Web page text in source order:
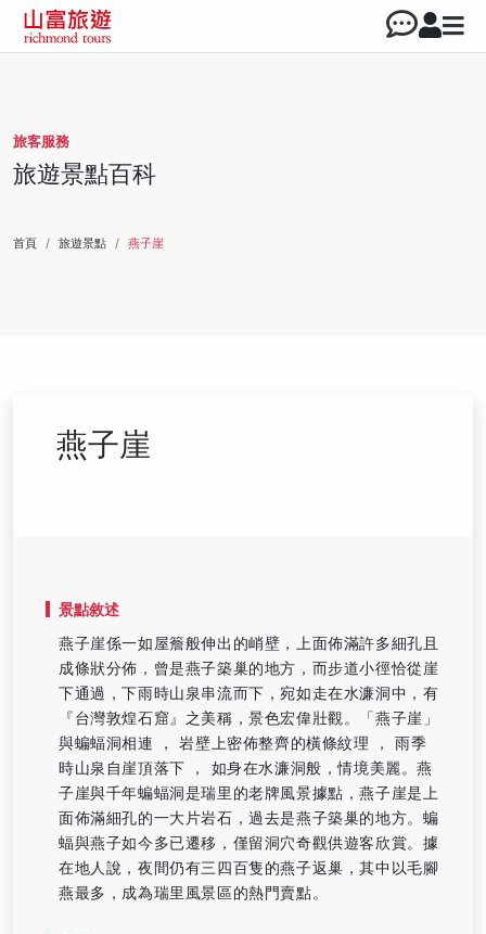
旅客服務
旅遊景點百科
首頁 旅遊景點 燕子崖
燕子崖
景點敘述
燕子崖係一如屋簷般伸出的峭壁，上面佈滿許多細孔且
成條狀分佈，曾是燕子築巢的地方，而步道小徑恰從崖
下通過，下雨時山泉串流而下，宛如走在水濂洞中，有
『台灣敦煌石窟』之美稱，景色宏偉壯觀。「燕子崖」
與蝙蝠洞相連 ， 岩壁上密佈整齊的橫條紋理 ， 雨季
時山泉自崖頂落下 ， 如身在水濂洞般，情境美麗。燕
子崖與千年蝙蝠洞是瑞里的老牌風景據點，燕子崖是上
面佈滿細孔的一大片岩石，過去是燕子築巢的地方。蝙
蝠與燕子如今多已遷移，僅留洞穴奇觀供遊客欣賞。據
在地人說，夜間仍有三四百隻的燕子返巢，其中以毛腳
燕最多，成為瑞里風景區的熱門賣點。